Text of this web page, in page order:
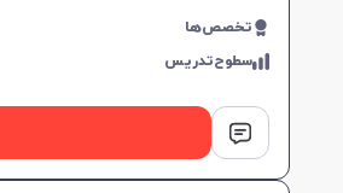
تخصص‌ها
سطوح‌تدریس